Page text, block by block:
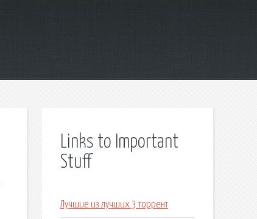
Links to Important
Stuff
Лучшие из лучших 3 торрент